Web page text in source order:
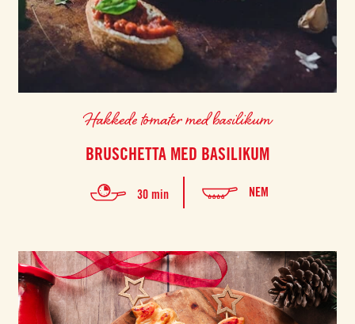
Hakkede tomater med basilikum
BRUSCHETTA MED BASILIKUM
30 min NEM